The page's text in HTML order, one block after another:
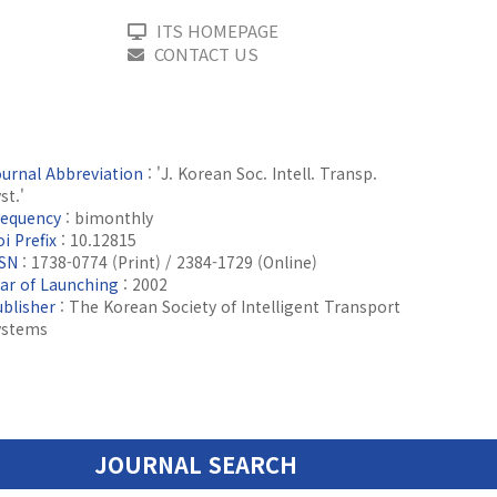
ITS HOMEPAGE
CONTACT US
Abbreviation : 'J. Korean Soc. Intell. Transp.
: bimonthly
Prefix : 10.12815
: 1738-0774 (Print) / 2384-1729 (Online)
of Launching : 2002
: The Korean Society of Intelligent Transport
JOURNAL SEARCH